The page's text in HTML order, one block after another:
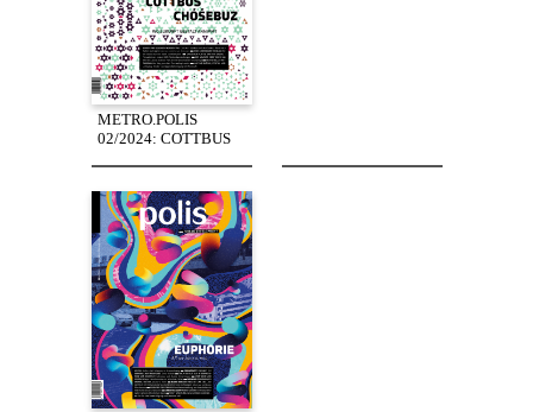
METRO.POLIS
02/2024: COTTBUS